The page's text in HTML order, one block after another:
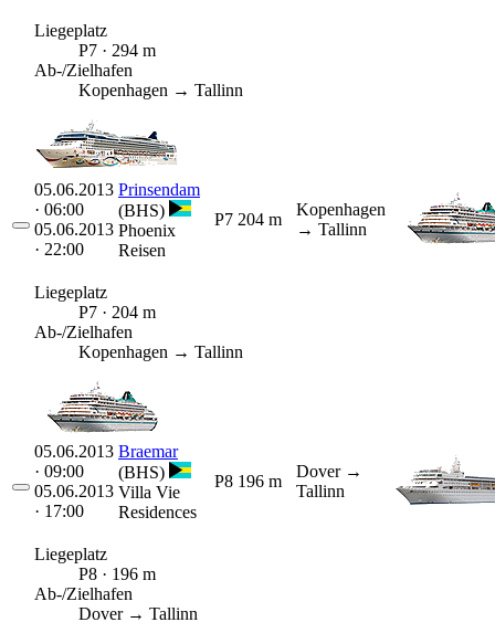
Liegeplatz
P7 · 294 m
Ab-/Zielhafen
Kopenhagen → Tallinn
05.06.2013
· 06:00
05.06.2013
· 22:00
Prinsendam
(BHS)
Phoenix
Reisen
P7 204 m
Kopenhagen
→ Tallinn
Liegeplatz
P7 · 204 m
Ab-/Zielhafen
Kopenhagen → Tallinn
05.06.2013
· 09:00
05.06.2013
· 17:00
Braemar
(BHS)
Villa Vie
Residences
P8 196 m
Dover →
Tallinn
Liegeplatz
P8 · 196 m
Ab-/Zielhafen
Dover → Tallinn